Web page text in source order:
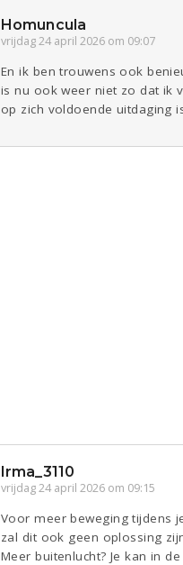
Homuncula
vrijdag 24 april 2026 om 09:07
En ik ben trouwens ook
is nu ook weer niet zo dat ik
op zich voldoende uitdaging
Irma_3110
vrijdag 24 april 2026 om 09:15
Voor meer beweging tijdens
zal dit ook geen oplossing
Meer buitenlucht? Je kan in